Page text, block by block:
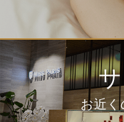
スリム革命ダイエッ
お近